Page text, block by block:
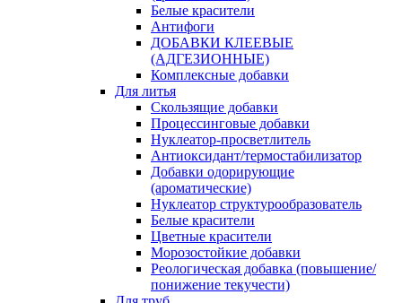
Белые красители
Антифоги
ДОБАВКИ КЛЕЕВЫЕ
(АДГЕЗИОННЫЕ)
Комплексные добавки
Для литья
Скользящие добавки
Процессинговые добавки
Нуклеатор-просветлитель
Антиоксидант/термостабилизатор
Добавки одорирующие
(ароматические)
Нуклеатор структурообразователь
Белые красители
Цветные красители
Морозостойкие добавки
Реологическая добавка (повышение/
понижение текучести)